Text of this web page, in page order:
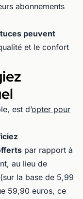
abonnements
peuvent
et le confort
est d’opter pour
par rapport à
au lieu de
la base de 5,99
59,90 euros, ce